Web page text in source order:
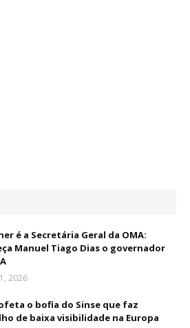
é a Secretária Geral da OMA:
Manuel Tiago Dias o governador
2026
o bofia do Sinse que faz
de baixa visibilidade na Europa